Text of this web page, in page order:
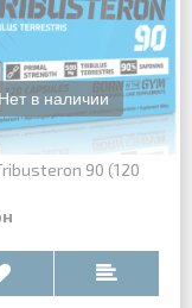
90 (120